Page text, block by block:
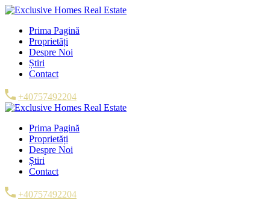
Prima Pagină
Proprietăți
Despre Noi
Știri
Contact
+40757492204
Prima Pagină
Proprietăți
Despre Noi
Știri
Contact
+40757492204